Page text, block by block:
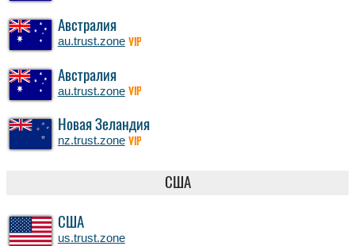
Австралия
au.trust.zone VIP
Австралия
au.trust.zone VIP
Новая Зеландия
nz.trust.zone VIP
США
США
us.trust.zone